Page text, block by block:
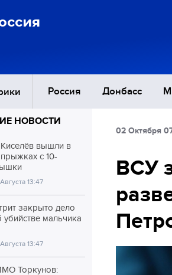
Россия Донбасс
Восток
НОВОСТИ
вышли в
с 10-
13:47
закрыто дело
мальчика
13:47
Торкунов:
02 Октября
ВСУ